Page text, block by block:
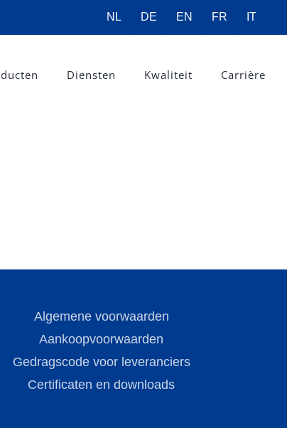
NL DE EN FR IT
Diensten Kwaliteit Carrière
Algemene voorwaarden
Aankoopvoorwaarden
Gedragscode voor leveranciers
Certificaten en downloads